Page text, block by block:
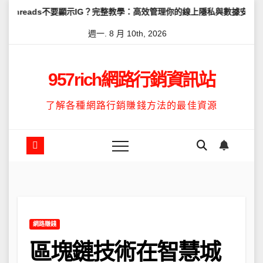
示IG？完整教學：高效管理你的線上隱私與數據安全 怎麼讓
週一. 8 月 10th, 2026
957rich網路行銷資訊站
了解各種網路行銷賺錢方法的最佳資源
網路賺錢
區塊鏈技術在智慧城